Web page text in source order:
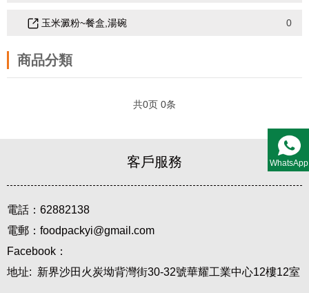
玉米澱粉~餐盒,湯碗 0
商品分類
共0页 0条
客戶服務
電話：62882138
電郵：foodpackyi@gmail.com
Facebook：
地址: 新界沙田火炭坳背灣街30-32號華耀工業中心12樓12室
WhatsApp